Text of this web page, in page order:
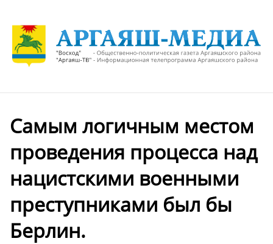
Самым логичным местом
проведения процесса над
нацистскими военными
преступниками был бы
Берлин.